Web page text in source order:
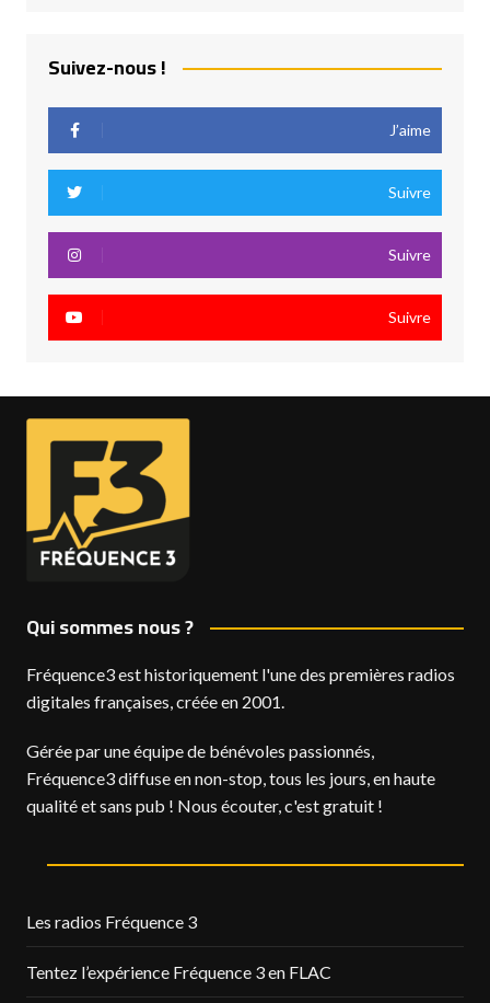
Suivez-nous !
J’aime
Suivre
Suivre
Suivre
Qui sommes nous ?
Fréquence3 est historiquement l'une des premières radios
digitales françaises, créée en 2001.
Gérée par une équipe de bénévoles passionnés,
Fréquence3 diffuse en non-stop, tous les jours, en haute
qualité et sans pub ! Nous écouter, c'est gratuit !
Les radios Fréquence 3
Tentez l’expérience Fréquence 3 en FLAC